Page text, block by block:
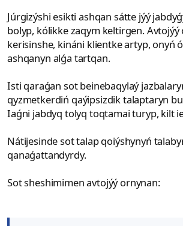
Júrgizýshi esikti ashqan sátte jýý
bolyp, kólikke zaqym keltirgen.
kerisinshe, kináni klientke artyp, onyń
ashqanyn alǵa tartqan.
Isti qaraǵan sot beinebaqylaý
qyzmetkerdiń qaýipsizdik talaptaryn
Iaǵni jabdyq tolyq toqtamai turyp, kilt
Nátijesinde sot talap qoiýshynyń
qanaǵattandyrdy.
Sot sheshimimen avtojýý ornynan: